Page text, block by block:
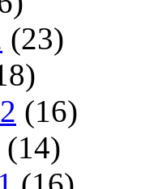
(23)
(16)
(14)